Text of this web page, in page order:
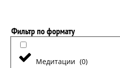
Фильтр по формату
Медитации (0)